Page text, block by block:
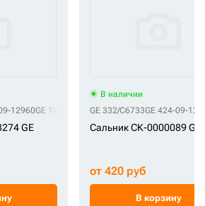
12960GE 14503885 GE 14504124GE 14560206
GE
В наличии
GE 332/C6733GE 424-09-
Сальник СК-0000089 GE
от 420 руб
В корзину